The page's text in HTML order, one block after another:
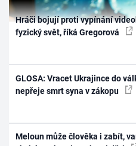
Hráči bojují proti vypínání
fyzický svět, říká Gregorová
GLOSA: Vracet Ukrajince do
nepřeje smrt syna v zákopu
Meloun může člověka i zabít,